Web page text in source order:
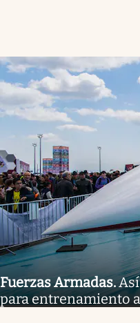
Fuerzas Armadas.
para entrenamiento